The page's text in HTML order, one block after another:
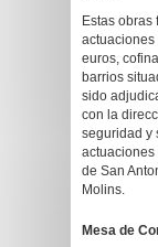
Estas obras
actuaciones
euros,
barrios
sido
con la
seguridad y
de San
Molins.
Mesa de